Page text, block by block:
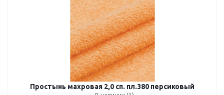
Простынь махровая 2,0 сп. пл.380 персиковый